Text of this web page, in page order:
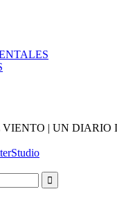
VIENTO | UN DIARIO